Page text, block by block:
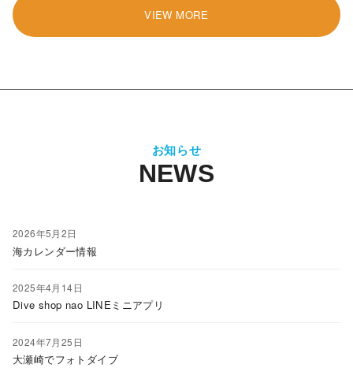
VIEW MORE
お知らせ
2026年5月2日
海カレンダー情報
2025年4月14日
Dive shop nao LINEミニアプリ
2024年7月25日
大瀬崎でフォトダイブ